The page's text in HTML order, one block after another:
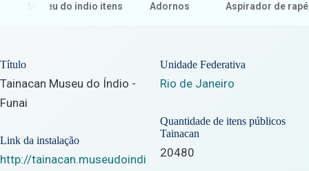
Museu do indio itens Adornos Aspirador de
Título
Tainacan Museu do Índio -
Funai
Link da instalação
http://tainacan.museudoindi
Unidade Federativa
Rio de Janeiro
Quantidade de itens públicos
Tainacan
20480